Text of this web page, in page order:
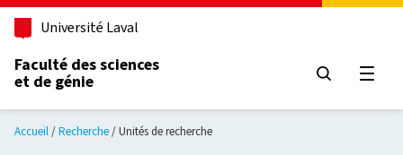
Aller au contenu principal
Université Laval
Faculté des sciences
et de génie
Accueil Recherche Unités de recherche